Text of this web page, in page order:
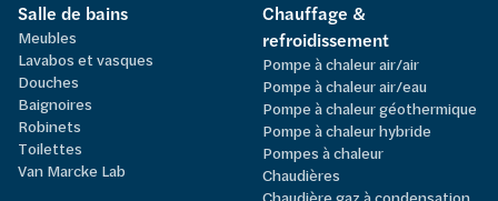
Salle de bains
Meubles
Lavabos et vasques
Douches
Baignoires
Robinets
Toilettes
Van Marcke Lab
Chauffage &
refroidissement
Pompe à chaleur air/air
Pompe à chaleur air/eau
Pompe à chaleur géothermique
Pompe à chaleur hybride
Pompes à chaleur
Chaudières